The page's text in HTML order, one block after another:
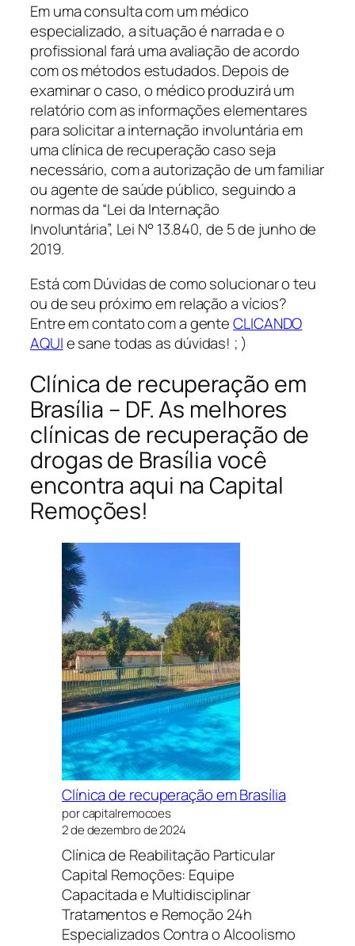
Em uma consulta com um médico
especializado, a situação é narrada e o
profissional fará uma avaliação de acordo
com os métodos estudados. Depois de
examinar o caso, o médico produzirá um
relatório com as informações elementares
para solicitar a internação involuntária em
uma clínica de recuperação caso seja
necessário, com a autorização de um familiar
ou agente de saúde público, seguindo a
normas da “Lei da Internação
Involuntária”, Lei N° 13.840, de 5 de junho de
2019.
Está com Dúvidas de como solucionar o teu
ou de seu próximo em relação a vícios?
Entre em contato com a genteCLICANDO
AQUIe sane todas as dúvidas! ; )
Clínica de recuperação em
Brasília – DF. As melhores
clínicas de recuperação de
drogas de Brasília você
encontra aqui na Capital
Remoções!
Clínica de recuperação em Brasília
por capitalremocoes
2 de dezembro de 2024
Clínica de Reabilitação Particular
Capital Remoções: Equipe
Capacitada e Multidisciplinar
Tratamentos e Remoção 24h
Especializados Contra o Alcoolismo